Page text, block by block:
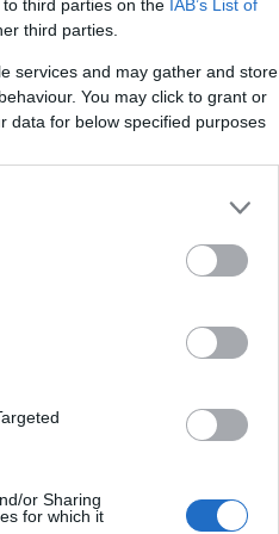
third parties on the IAB’s List of
third parties.
services and may gather and store
You may click to grant or
data for below specified purposes
or Sharing
for which it
cura di
della
i